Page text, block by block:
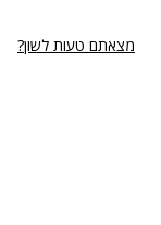
מצאתם טעות לשון?